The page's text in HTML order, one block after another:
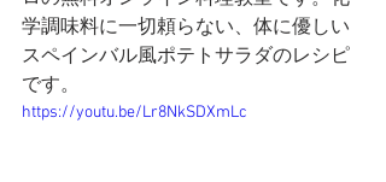
学調味料に一切頼らない、体に優しい
スペインバル風ポテトサラダのレシピ
です。
https://youtu.be/Lr8NkSDXmLc